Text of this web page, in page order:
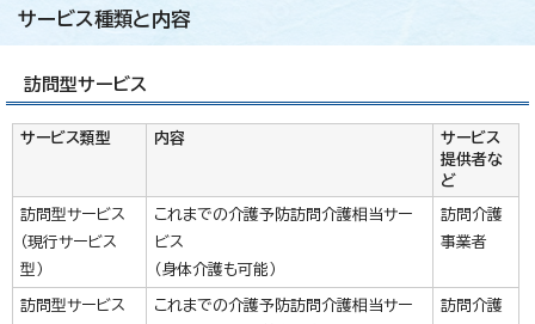
サービス種類と内容
訪問型サービス
サービス類型 内容
サービス
提供者な
ど
訪問型サービス
（現行サービス
型）
これまでの介護予防訪問介護相当サー
ビス
（身体介護も可能）
訪問介護
事業者
訪問型サービス
これまでの介護予防訪問介護相当サー
訪問介護